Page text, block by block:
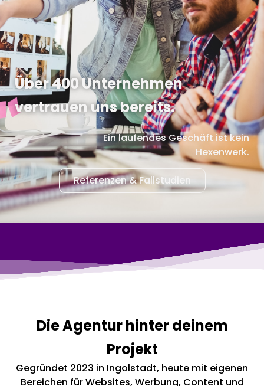
Über 400 Unternehmen
vertrauen uns bereits.
Ein laufendes Geschäft ist kein
Hexenwerk.
Referenzen & Fallstudien
Die Agentur hinter deinem
Projekt
Gegründet 2023 in Ingolstadt, heute mit eigenen
Bereichen für Websites, Werbung, Content und